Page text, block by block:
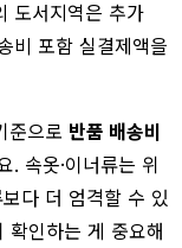
도서지역은 추가
비 포함 실결제액을
준으로 반품 배송비
. 속옷·이너류는 위
다 더 엄격할 수 있
확인하는 게 중요해